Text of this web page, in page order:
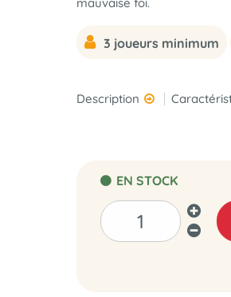
3 joueurs minimum
Description
EN STOCK